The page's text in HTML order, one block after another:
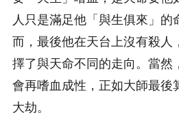
人只是滿足他「與生俱來」的
而，最後他在天台上沒有殺人
擇了與天命不同的走向。當然
會再嗜血成性，正如大師最後
大劫。